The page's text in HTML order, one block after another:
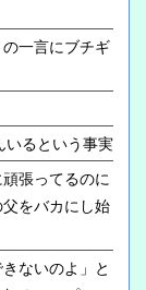
一言にブチギ
いるという事実
張ってるのに
をバカにし始
ないのよ」と